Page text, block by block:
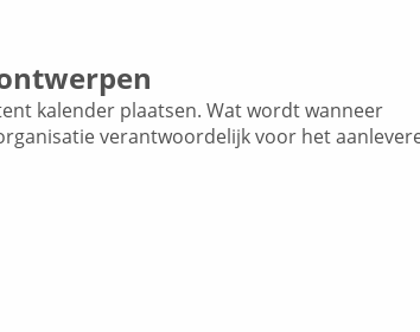
kalender plaatsen. Wat wordt wanneer
verantwoordelijk voor het